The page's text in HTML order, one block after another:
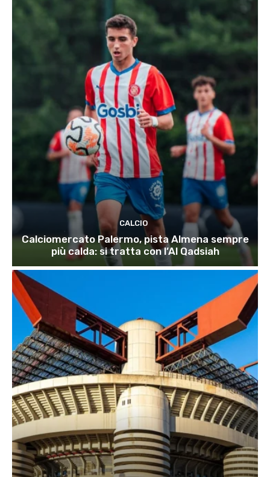
CALCIO
Calciomercato Palermo, pista Almena sempre
più calda: si tratta con l’Al Qadsiah